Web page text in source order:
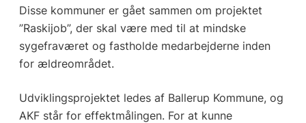
Disse kommuner er gået sammen om projektet
”Raskijob”, der skal være med til at mindske
sygefraværet og fastholde medarbejderne inden
for ældreområdet.
Udviklingsprojektet ledes af Ballerup Kommune, og
AKF står for effektmålingen. For at kunne